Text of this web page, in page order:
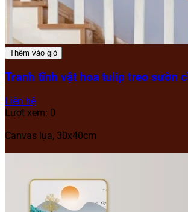
Thêm vào giỏ
Tranh tĩnh vật hoa tulip treo sườn
Liên hệ
Lượt xem: 0
Canvas lụa, 30x40cm